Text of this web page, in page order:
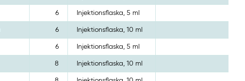
6 Injektionsflaska, 5 ml
6 Injektionsflaska, 10 ml
6 Injektionsflaska, 5 ml
8 Injektionsflaska, 10 ml